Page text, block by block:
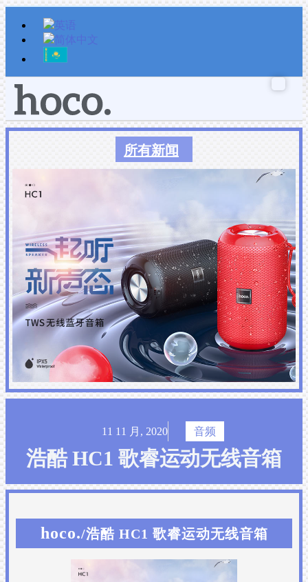
跳
至
内
容
所有新闻
11 11 月, 2020 音频
浩酷 HC1 歌睿运动无线音箱
hoco./浩酷 HC1 歌睿运动无线音箱